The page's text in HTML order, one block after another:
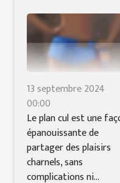
13 septembre 2024
00:00
Le plan cul est une
épanouissante de
partager des plaisirs
charnels, sans
complications ni...